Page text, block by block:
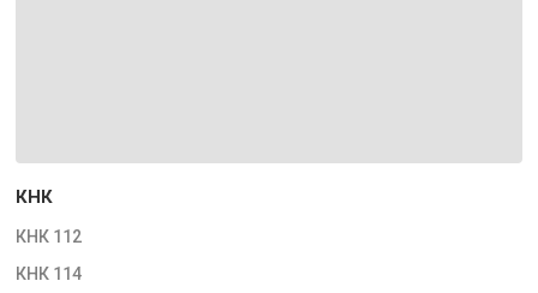
КНК
КНК 112
КНК 114